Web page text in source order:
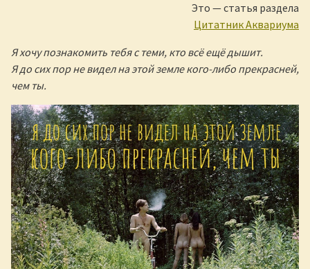
Это — статья раздела
Цитатник Аквариума
Я хочу познакомить тебя с теми, кто всё ещё дышит.
Я до сих пор не видел на этой земле кого-либо прекрасней,
чем ты.